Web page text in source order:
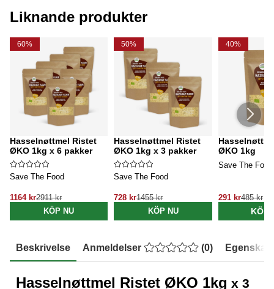
Liknande produkter
60%
Hasselnøttmel Ristet
ØKO 1kg x 6 pakker
Save The Food
1164 kr2911 kr
KÖP NU
50%
Hasselnøttmel Ristet
ØKO 1kg x 3 pakker
Save The Food
728 kr1455 kr
KÖP NU
40%
ØKO 1kg
Save The Food
291 kr485 kr
KÖP
Beskrivelse Anmeldelser (0)
Hasselnøttmel Ristet ØKO 1kg x 3